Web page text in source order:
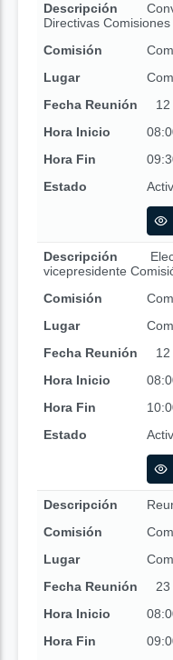
Descripción
Directivas
Comisión
Lugar
Fecha Reunión
Hora Inicio
Hora Fin
Estado
Descripción
vicepresidente
Comisión
Lugar
Fecha Reunión
Hora Inicio
Hora Fin
Estado
Descripción
Comisión
Lugar
Fecha Reunión
Hora Inicio
Hora Fin